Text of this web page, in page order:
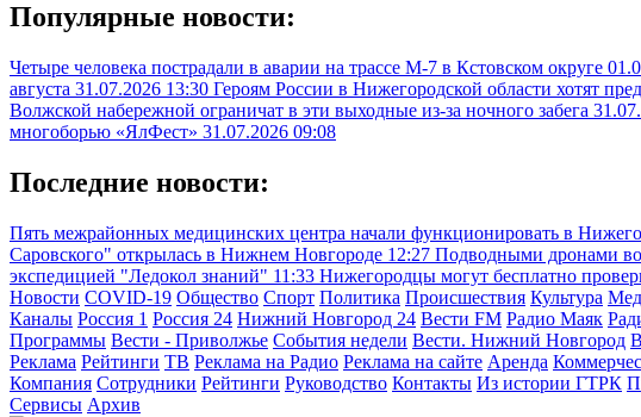
Популярные новости:
Четыре человека пострадали в аварии на трассе М-7 в Кстовском округе
августа 31.07.2026 13:30 Героям России в Нижегородской области хотят
Волжской набережной ограничат в эти выходные из-за ночного забега
многоборью «ЯлФест» 31.07.2026 09:08
Последние новости:
Пять межрайонных медицинских центра начали функционировать в
Саровского" открылась в Нижнем Новгороде 12:27 Подводными дронами
экспедицией "Ледокол знаний" 11:33 Нижегородцы могут бесплатно
Новости COVID-19 Общество Спорт Политика Происшествия Культура
Каналы Россия 1 Россия 24 Нижний Новгород 24 Вести FM Радио Маяк
Программы Вести - Приволжье События недели Вести. Нижний Новгород
Реклама Рейтинги ТВ Реклама на Радио Реклама на сайте Аренда
Компания Сотрудники Рейтинги Руководство Контакты Из истории ГТРК
Сервисы Архив